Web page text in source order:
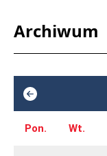
Archiwum
Pon. Wt.